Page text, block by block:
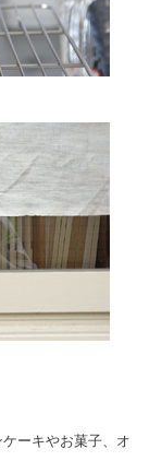
ーキやお菓子、オ